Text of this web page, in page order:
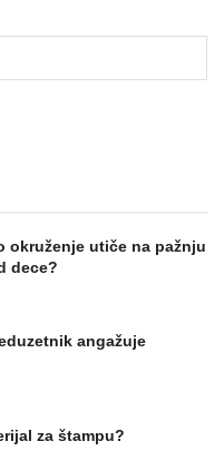
okruženje utiče na pažnju
dece?
angažuje
za štampu?